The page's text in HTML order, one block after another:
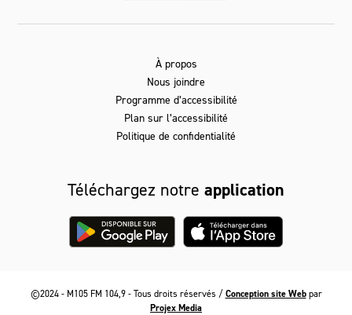
À propos
Nous joindre
Programme d’accessibilité
Plan sur l’accessibilité
Politique de confidentialité
Téléchargez notre application
©2024 - M105 FM 104,9 - Tous droits réservés /Conception site Webpar
Projex Media